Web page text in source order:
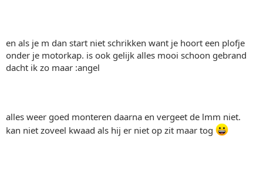
en als je m dan start niet schrikken want je hoort een plofje
onder je motorkap. is ook gelijk alles mooi schoon gebrand
dacht ik zo maar :angel
alles weer goed monteren daarna en vergeet de lmm niet.
kan niet zoveel kwaad als hij er niet op zit maar tog